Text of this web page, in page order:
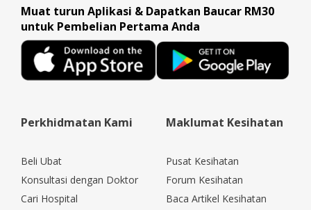
Muat turun Aplikasi & Dapatkan Baucar RM30
untuk Pembelian Pertama Anda
Perkhidmatan Kami
Beli Ubat
Konsultasi dengan Doktor
Cari Hospital
Maklumat Kesihatan
Pusat Kesihatan
Forum Kesihatan
Baca Artikel Kesihatan